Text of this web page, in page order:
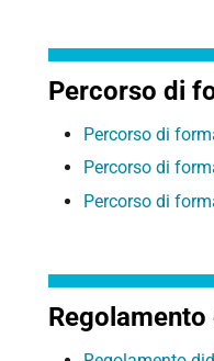
Percorso di
Percorso di
Percorso di
Percorso di